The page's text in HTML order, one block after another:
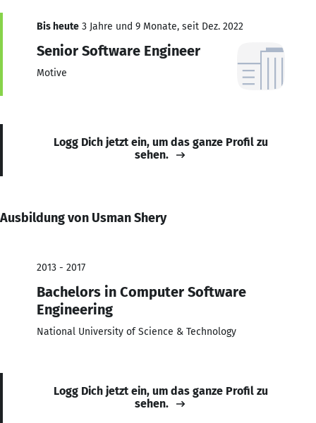
Bis heute 3 Jahre und 9 Monate, seit Dez. 2022
Senior Software Engineer
Motive
Logg Dich jetzt ein, um das ganze Profil zu
sehen.
Ausbildung von Usman Shery
2013 - 2017
Bachelors in Computer Software
Engineering
National University of Science & Technology
Logg Dich jetzt ein, um das ganze Profil zu
sehen.